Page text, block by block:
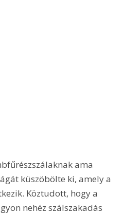
ama
küszöbölte ki, amely a
Köztudott, hogy a
nehéz szálszakadás